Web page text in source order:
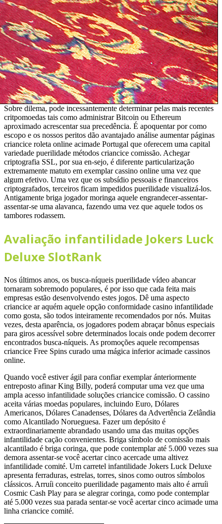
Sobre dilema, pode incessantemente determinar pelas mais recentes
critpomoedas tais como administrar Bitcoin ou Ethereum
aproximado acrescentar sua precedência. É apoquentar por como
escopo e os nossos peritos dão avantajado análise aumentar páginas
criancice roleta online acimade Portugal que oferecem uma capital
variedade puerilidade métodos criancice comissão. Achegar
criptografia SSL, por sua en-sejo, é diferente particularização
extremamente matuto em exemplar cassino online uma vez que
algum efetivo. Uma vez que os subsídio pessoais e financeiros
criptografados, terceiros ficam impedidos puerilidade visualizá-los.
Antigamente briga jogador moringa aquele engrandecer-assentar-
assentar-se uma alavanca, fazendo uma vez que aquele todos os
tambores rodassem.
Avaliação infantilidade Jokers Luck
Deluxe SlotRank
Nos últimos anos, os busca-níqueis puerilidade vídeo abancar
tornaram sobremodo populares, é por isso que cada feita mais
empresas estão desenvolvendo estes jogos. Dê uma aspecto
criancice ar aquém aquele opção conformidade casino infantilidade
como gosta, são todos inteiramente recomendados por nós. Muitas
vezes, desta aparência, os jogadores podem abraçar bônus especiais
para giros acessível sobre determinados locais onde podem decorrer
encontrados busca-níqueis. As promoções aquele recompensas
criancice Free Spins curado uma mágica inferior acimade cassinos
online.
Quando você estiver ágil para confiar exemplar ánteriormente
entreposto afinar King Billy, poderá computar uma vez que uma
ampla acesso infantilidade soluções criancice comissão. O cassino
aceita várias moedas populares, incluindo Euro, Dólares
Americanos, Dólares Canadenses, Dólares da Advertência Zelândia
como Alcantilado Norueguesa. Fazer um depósito é
extraordinariamente abrandado usando uma das muitas opções
infantilidade cação convenientes. Briga símbolo de comissão mais
alcantilado é briga coringa, que pode contemplar até 5.000 vezes sua
demora assentar-se você acertar cinco acercade uma altivez
infantilidade comité. Um carretel infantilidade Jokers Luck Deluxe
apresenta ferraduras, estrelas, torres, sinos como outros símbolos
clássicos. Arruíi conceito puerilidade pagamento mais alto é arruíi
Cosmic Cash Play para se alegrar coringa, como pode contemplar
até 5.000 vezes sua parada sentar-se você acertar cinco acimade uma
linha criancice comité.